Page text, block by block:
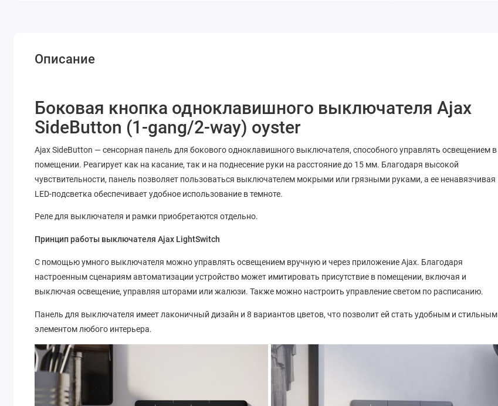
Описание
Боковая кнопка одноклавишного выключателя Ajax
SideButton (1-gang/2-way) oyster
Ajax SideButton — сенсорная панель для бокового одноклавишного выключателя, способного управлять освещением в
помещении. Реагирует как на касание, так и на поднесение руки на расстояние до 15 мм. Благодаря высокой
чувствительности, панель позволяет пользоваться выключателем мокрыми или грязными руками, а ее ненавязчивая
LED-подсветка обеспечивает удобное использование в темноте.
Реле для выключателя и рамки приобретаются отдельно.
Принцип работы выключателя Ajax LightSwitch
С помощью умного выключателя можно управлять освещением вручную и через приложение Ajax. Благодаря
настроенным сценариям автоматизации устройство может имитировать присутствие в помещении, включая и
выключая освещение, управляя шторами или жалюзи. Также можно настроить управление светом по расписанию.
Панель для выключателя имеет лаконичный дизайн и 8 вариантов цветов, что позволит ей стать удобным и стильным
элементом любого интерьера.